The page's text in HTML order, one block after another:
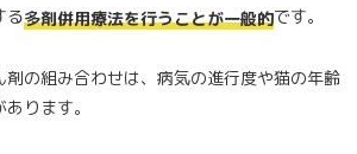
る多剤併用療法を行うことが一般的です。
剤の組み合わせは、病気の進行度や猫の年齢
ります。